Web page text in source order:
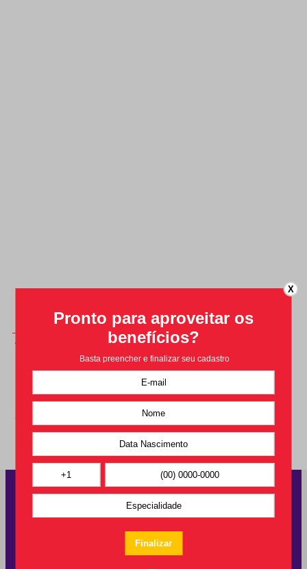
Avaliações
Avaliações
Faça login para escrever uma avaliação.
Carregando avaliações…
X